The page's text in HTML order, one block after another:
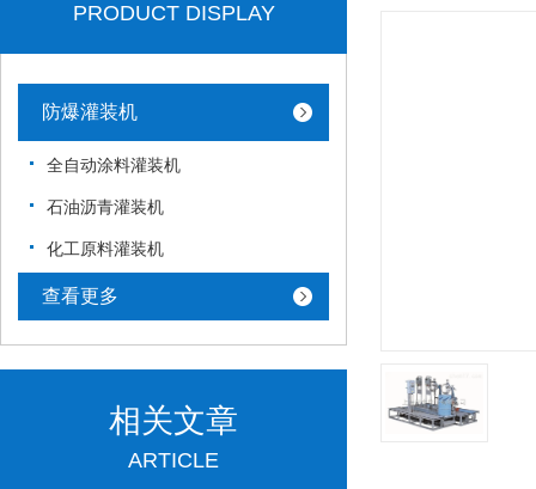
PRODUCT DISPLAY
防爆灌装机
全自动涂料灌装机
石油沥青灌装机
化工原料灌装机
查看更多
相关文章
ARTICLE